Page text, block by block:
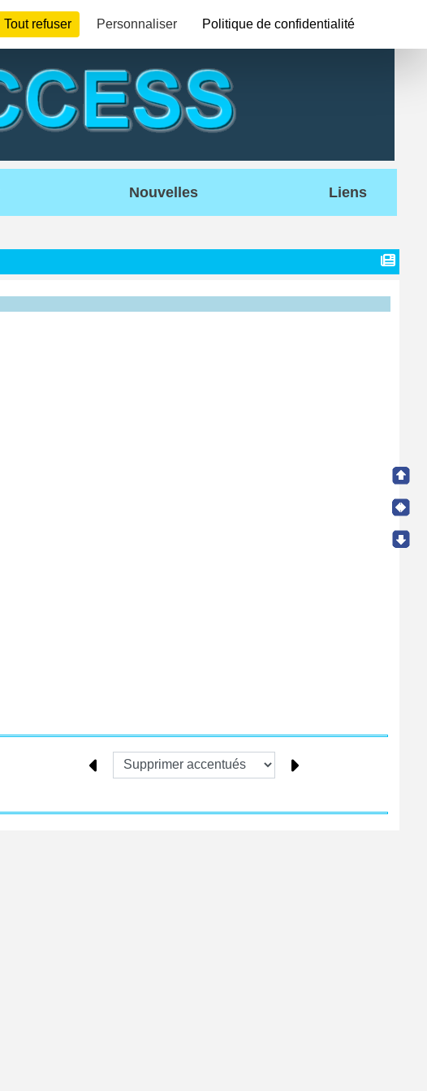
Nouvelles Liens
Tout refuser Personnaliser Politique de confidentialité